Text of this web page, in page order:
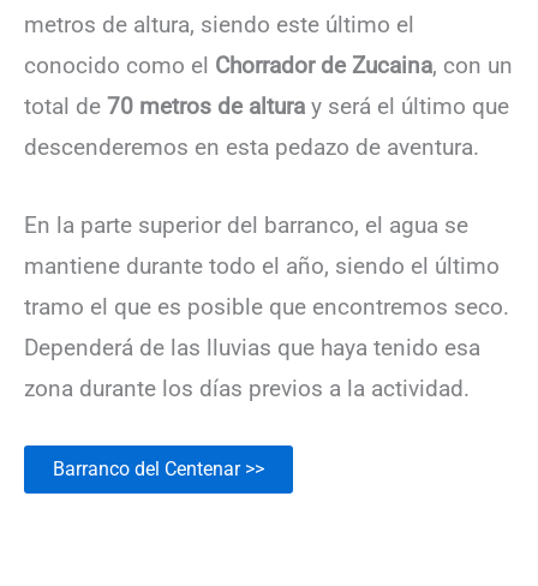
metros de altura, siendo este último el
conocido como el Chorrador de Zucaina, con un
total de 70 metros de altura y será el último que
descenderemos en esta pedazo de aventura.
En la parte superior del barranco, el agua se
mantiene durante todo el año, siendo el último
tramo el que es posible que encontremos seco.
Dependerá de las lluvias que haya tenido esa
zona durante los días previos a la actividad.
Barranco del Centenar >>